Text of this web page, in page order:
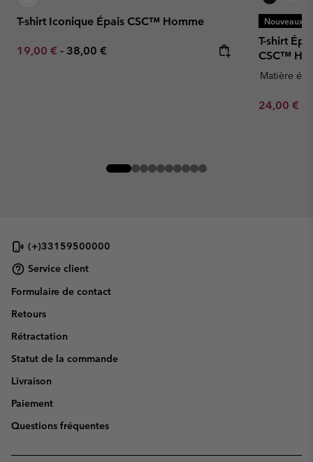
T-shirt Iconique Épais CSC™ Homme
Minimum sale price:
19,00 € - Maximum price:
38,00 €
Nouveaux
T-shirt
CSC™
Matière
Minimum
24,00 €
(+)33159500000
Service client
Formulaire de contact
Retours
Rétractation
Statut de la commande
Livraison
Paiement
Questions fréquentes